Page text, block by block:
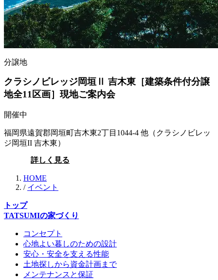
分譲地
クラシノビレッジ岡垣Ⅱ 吉木東［建築条件付分譲
地全11区画］現地ご案内会
開催中
福岡県遠賀郡岡垣町吉木東2丁目1044-4 他（クラシノビレッ
ジ岡垣II 吉木東）
詳しく見る
HOME
/ イベント
トップ
TATSUMIの家づくり
コンセプト
心地よい暮しのための設計
安心・安全を支える性能
土地探しから資金計画まで
メンテナンスと保証